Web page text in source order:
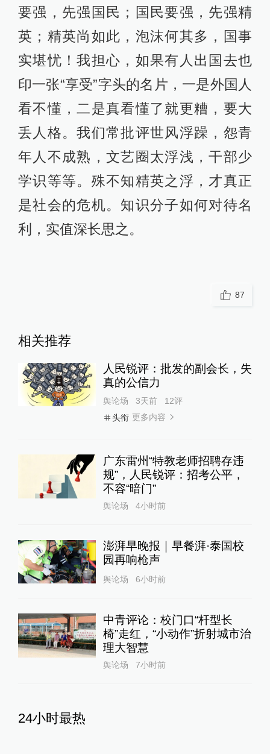
要强，先强国民；国民要强，先强精
英；精英尚如此，泡沫何其多，国事
实堪忧！我担心，如果有人出国去也
印一张“享受”字头的名片，一是外国人
看不懂，二是真看懂了就更糟，要大
丢人格。我们常批评世风浮躁，怨青
年人不成熟，文艺圈太浮浅，干部少
学识等等。殊不知精英之浮，才真正
是社会的危机。知识分子如何对待名
利，实值深长思之。
87
相关推荐
人民锐评：批发的副会长，失
真的公信力
舆论场 3天前 12评
头衔 更多内容
广东雷州“特教老师招聘存违
规”，人民锐评：招考公平，
不容“暗门”
舆论场 4小时前
澎湃早晚报｜早餐湃·泰国校
园再响枪声
舆论场 6小时前
中青评论：校门口“杆型长
椅”走红，“小动作”折射城市治
理大智慧
舆论场 7小时前
24小时最热